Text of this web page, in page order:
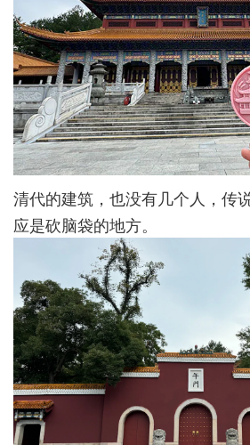
清代的建筑，也没有几个人，传
应是砍脑袋的地方。